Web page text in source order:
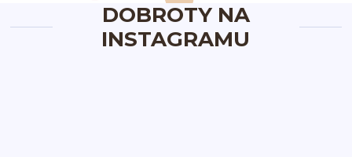
DOBROTY NA
INSTAGRAMU